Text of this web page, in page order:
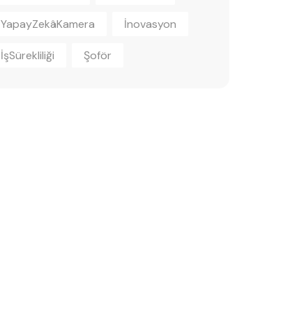
YapayZekâKamera İnovasyon
İşSürekliliği Şoför